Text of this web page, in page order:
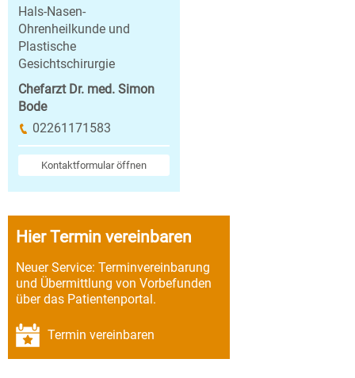
Hals-Nasen-
Ohrenheilkunde und
Plastische
Gesichtschirurgie
Chefarzt Dr. med. Simon
Bode
02261171583
Kontaktformular öffnen
Hier Termin vereinbaren
Neuer Service: Terminvereinbarung
und Übermittlung von Vorbefunden
über das Patientenportal.
Termin vereinbaren